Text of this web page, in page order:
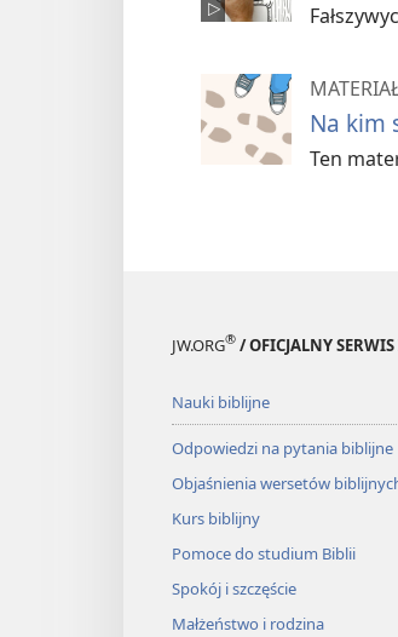
Na kim
Ten
JW.ORG® / OFICJALNY
Nauki biblijne
Odpowiedzi na pytania biblijne
Objaśnienia wersetów
Kurs biblijny
Pomoce do studium Biblii
Spokój i szczęście
Małżeństwo i rodzina